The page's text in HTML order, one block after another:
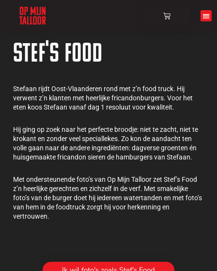
Stef's Food
Stefaan rijdt Oost-Vlaanderen rond met z’n food truck. Hij
verwent z’n klanten met heerlijke fricandonburgers. Voor het
eten koos Stefaan vanaf dag 1 resoluut voor kwaliteit.
Hij ging op zoek naar het perfecte broodje: niet te zacht, niet te
krokant en zonder veel speciallekes. Zo kon de aandacht ten
volle gaan naar de andere ingrediënten: dagverse groenten én
huisgemaakte fricandon sieren de hamburgers van Stefaan.
Met ondersteunende foto’s van Op Mijn Talloor zet Stef’s Food
z’n heerlijke gerechten en zichzelf in de verf. Met smakelijke
foto’s van de burger doet hij iedereen watertanden en met foto’s
van hem in de foodtruck zorgt hij voor herkenning en
vertrouwen.